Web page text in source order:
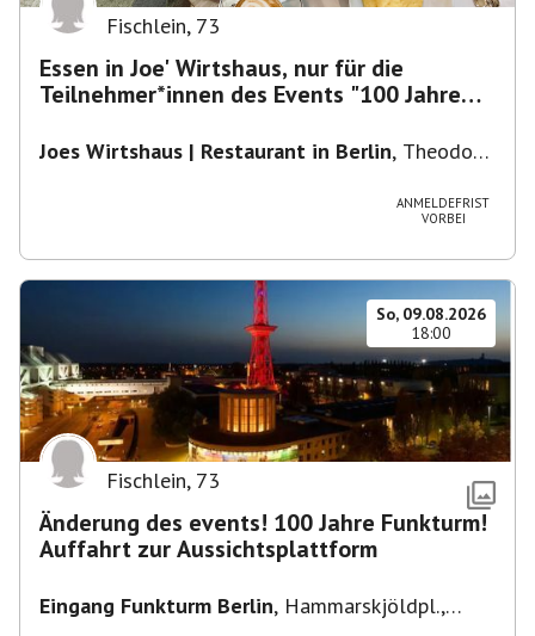
Fischlein, 73
Essen in Joe' Wirtshaus, nur für die
Teilnehmer*innen des Events "100 Jahre
Joes Wirtshaus | Restaurant in Berlin, Theodor-
ANMELDEFRIST
VORBEI
So, 09.08.2026
18:00
Fischlein, 73
Änderung des events! 100 Jahre Funkturm!
Auffahrt zur Aussichtsplattform
Eingang Funkturm Berlin, Hammarskjöldpl.,